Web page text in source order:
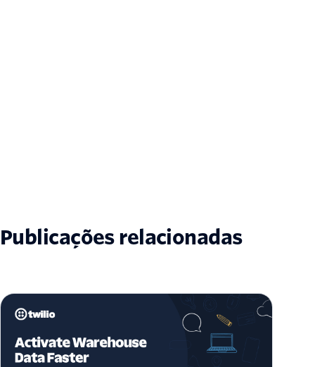
Publicações relacionadas